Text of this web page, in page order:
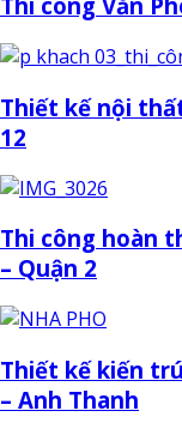
Thiết kế nội
12
Thi công hoàn
– Quận 2
Thiết kế kiến
– Anh Thanh